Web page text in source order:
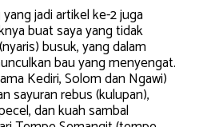
jadi artikel ke-2 juga
buat saya yang tidak
busuk, yang dalam
bau yang menyengat.
Kediri, Solom dan Ngawi)
sayuran rebus (kulupan),
dan kuah sambal